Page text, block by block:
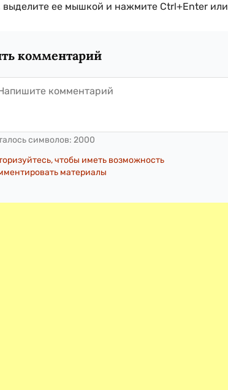
выделите ее мышкой и нажмите Ctrl+Enter или
комментарий
символов: 2000
чтобы иметь возможность
материалы